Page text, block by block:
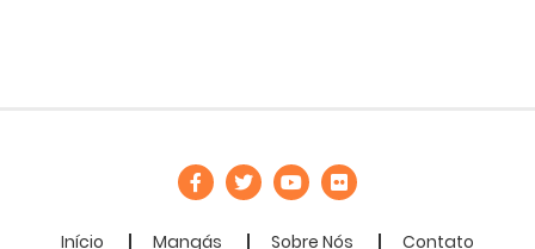
Início Mangás Sobre Nós Contato